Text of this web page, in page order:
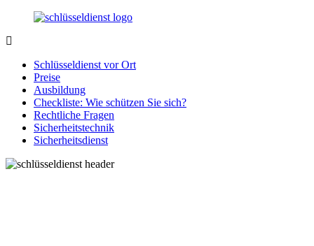
Zurück
Inhalt
Notlage
wird
gelöst!
Schlüsseldienst vor Ort
Preise
Ausbildung
Checkliste: Wie schützen Sie sich?
Rechtliche Fragen
Sicherheitstechnik
Sicherheitsdienst